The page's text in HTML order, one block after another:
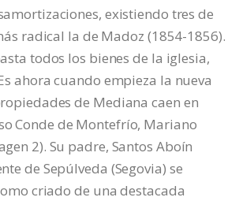
existiendo tres de
radical la de Madoz (1854-1856).
todos los bienes de la iglesia,
ahora cuando empieza la nueva
de Mediana caen en
Conde de Montefrío, Mariano
2). Su padre, Santos Aboín
de Sepúlveda (Segovia) se
criado de una destacada